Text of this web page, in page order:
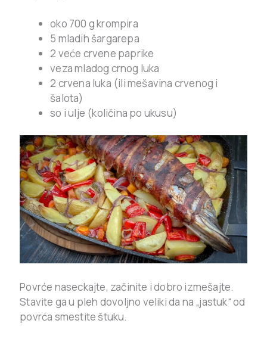
oko 700 g krompira
5 mladih šargarepa
2 veće crvene paprike
veza mladog crnog luka
2 crvena luka (ili mešavina crvenog i
šalota)
so i ulje (količina po ukusu)
Povrće naseckajte, začinite i dobro izmešajte.
Stavite ga u pleh dovoljno veliki da na „jastuk“ od
povrća smestite štuku.